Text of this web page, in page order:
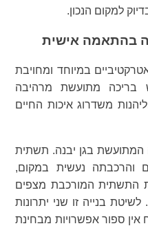
למקום הנכון.
בהתאמה אישית
במיוחד ומחויבת
בריכה מתועשת מרהיבה
משדרוג איכות החיים
המתועשת בגן יבנה. תשתית
והרכבתה נעשית במקום,
התשתית המורכבת מצפים
בנייה זו שני יתרונות
אין ספור אפשרויות מבחינת